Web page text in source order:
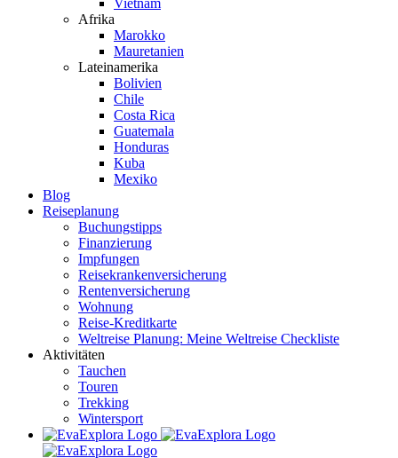
Vietnam
Afrika
Marokko
Mauretanien
Lateinamerika
Bolivien
Chile
Costa Rica
Guatemala
Honduras
Kuba
Mexiko
Blog
Reiseplanung
Buchungstipps
Finanzierung
Impfungen
Reisekrankenversicherung
Rentenversicherung
Wohnung
Reise-Kreditkarte
Weltreise Planung: Meine Weltreise Checkliste
Aktivitäten
Tauchen
Touren
Trekking
Wintersport